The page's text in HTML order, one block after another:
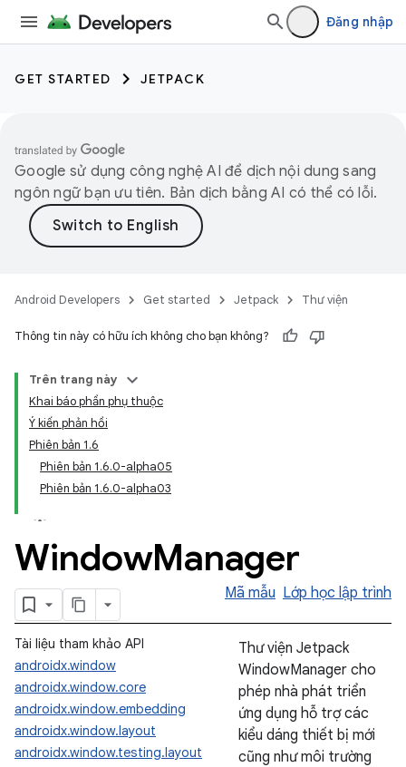
Đăng nhập
GET STARTED JETPACK
Google sử dụng công nghệ AI để dịch nội dung sang
ngôn ngữ bạn ưu tiên. Bản dịch bằng AI có thể có lỗi.
Android Developers Get started Jetpack Thư viện
Thông tin này có hữu ích không cho bạn không?
Trên trang này
Khai báo phần phụ thuộc
Ý kiến phản hồi
Phiên bản 1.6
Phiên bản 1.6.0-alpha05
Phiên bản 1.6.0-alpha03
WindowManager
Mã mẫu Lớp học lập trình
Tài liệu tham khảo API
androidx.window
androidx.window.core
androidx.window.embedding
androidx.window.layout
androidx.window.testing.layout
Thư viện Jetpack
WindowManager cho
phép nhà phát triển
ứng dụng hỗ trợ các
kiểu dáng thiết bị mới
cũng như môi trường